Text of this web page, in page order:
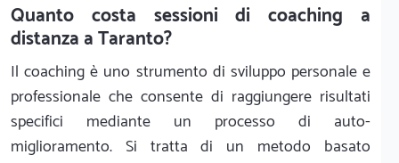
Quanto costa sessioni di coaching a
distanza a Taranto?
Il coaching è uno strumento di sviluppo personale e
professionale che consente di raggiungere risultati
specifici mediante un processo di auto-
miglioramento. Si tratta di un metodo basato